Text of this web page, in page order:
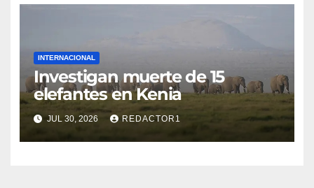
INTERNACIONAL
Investigan muerte de 15
elefantes en Kenia
JUL 30, 2026 REDACTOR1